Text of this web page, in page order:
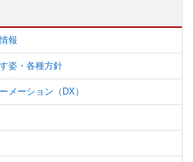
報
姿・各種方針
メーション（DX）